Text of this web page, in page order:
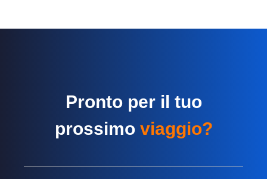
Pronto per il tuo
prossimo viaggio?